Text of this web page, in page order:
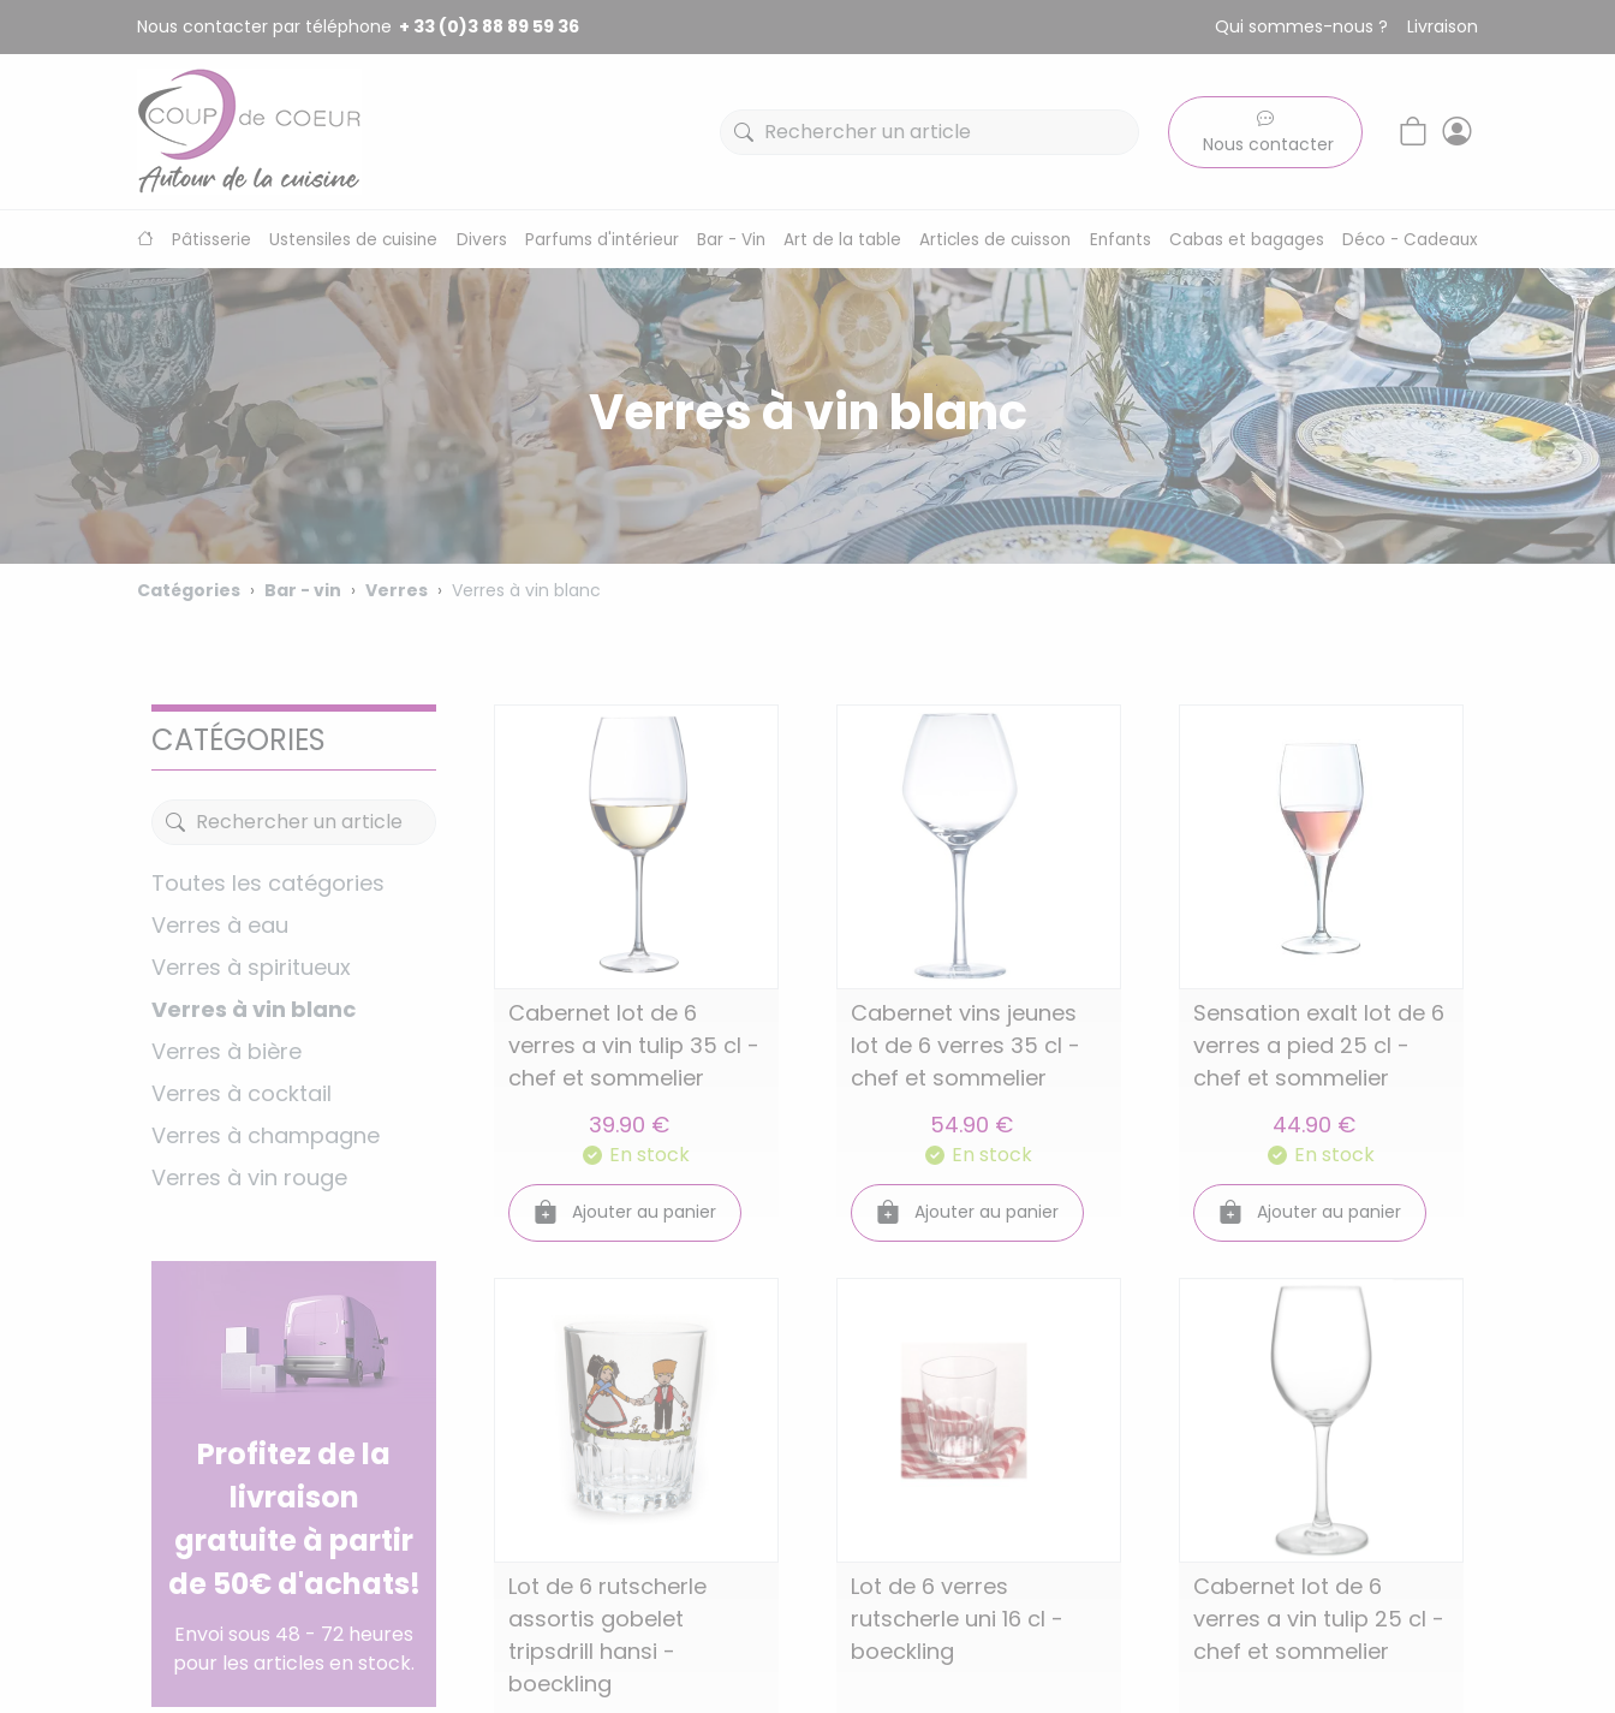
Nous contacter par téléphone + 33 (0)3 88 89 59 36 Qui sommes-nous ? Livraison
Nous contacter
Pâtisserie Ustensiles de cuisine Divers Parfums d'intérieur Bar - Vin Art de la table Articles de cuisson Enfants Cabas et bagages Déco - Cadeaux
Verres à vin blanc
Catégories Bar - vin Verres Verres à vin blanc
CATÉGORIES
Toutes les catégories
Verres à eau
Verres à spiritueux
Verres à vin blanc
Verres à bière
Verres à cocktail
Verres à champagne
Verres à vin rouge
Profitez de la
livraison
gratuite à partir
de 50€ d'achats!
Envoi sous 48 - 72 heures
pour les articles en stock.
Cabernet lot de 6
verres a vin tulip 35 cl -
chef et sommelier
39.90 €
En stock
Ajouter au panier
Cabernet vins jeunes
lot de 6 verres 35 cl -
chef et sommelier
54.90 €
En stock
Ajouter au panier
Sensation exalt lot de 6
verres a pied 25 cl -
chef et sommelier
44.90 €
En stock
Ajouter au panier
Lot de 6 rutscherle
assortis gobelet
tripsdrill hansi -
boeckling
Lot de 6 verres
rutscherle uni 16 cl -
boeckling
Cabernet lot de 6
verres a vin tulip 25 cl -
chef et sommelier
Panneau de gestion des cookies